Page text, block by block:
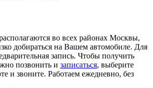
во всех районах Москвы,
добираться на Вашем автомобиле. Для
запись. Чтобы получить
позвонить и записаться, выберите
и звоните. Работаем ежедневно, без